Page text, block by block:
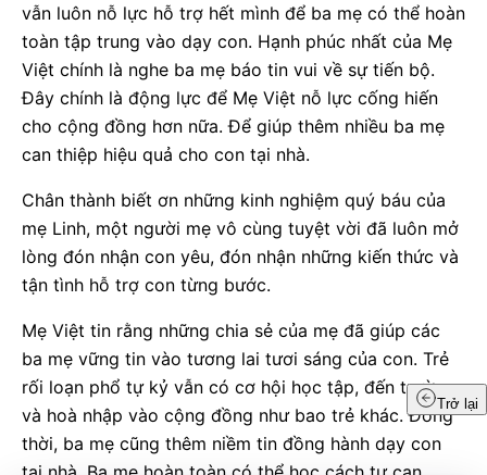
Trở lại
vẫn luôn nỗ lực hỗ trợ hết mình để ba mẹ có thể hoàn
toàn tập trung vào dạy con. Hạnh phúc nhất của Mẹ
Việt chính là nghe ba mẹ báo tin vui về sự tiến bộ.
Đây chính là động lực để Mẹ Việt nỗ lực cống hiến
cho cộng đồng hơn nữa. Để giúp thêm nhiều ba mẹ
can thiệp hiệu quả cho con tại nhà.
Chân thành biết ơn những kinh nghiệm quý báu của
mẹ Linh, một người mẹ vô cùng tuyệt vời đã luôn mở
lòng đón nhận con yêu, đón nhận những kiến thức và
tận tình hỗ trợ con từng bước.
Mẹ Việt tin rằng những chia sẻ của mẹ đã giúp các
ba mẹ vững tin vào tương lai tươi sáng của con. Trẻ
rối loạn phổ tự kỷ vẫn có cơ hội học tập, đến trường
và hoà nhập vào cộng đồng như bao trẻ khác. Đồng
thời, ba mẹ cũng thêm niềm tin đồng hành dạy con